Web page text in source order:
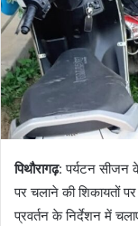
a
i
l
पिथौरागढ़: पर्यटन सीजन
पर चलाने की शिकायतों
प्रवर्तन के निर्देशन में